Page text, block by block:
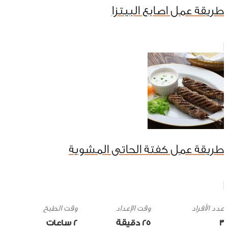
طريقة عمل اصابع البيتزا
طريقة عمل كفتة الحاتى المشوية
3
وقت الإعداد
25 ‎دقيقة
وقت الطبخ
2 ساعات